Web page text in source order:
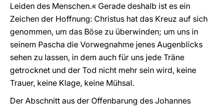
Leiden des Menschen.« Gerade deshalb ist es ein
Zeichen der Hoffnung: Christus hat das Kreuz auf sich
genommen, um das Böse zu überwinden; um uns in
seinem Pascha die Vorwegnahme jenes Augenblicks
sehen zu lassen, in dem auch für uns jede Träne
getrocknet und der Tod nicht mehr sein wird, keine
Trauer, keine Klage, keine Mühsal.
Der Abschnitt aus der Offenbarung des Johannes